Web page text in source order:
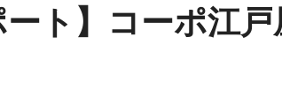
ト】コーポ江